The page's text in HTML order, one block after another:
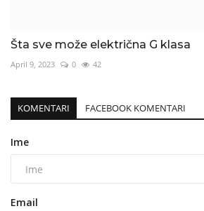
Šta sve može električna G klasa
April 9, 2023 0 42
KOMENTARI FACEBOOK KOMENTARI
Ime
Email